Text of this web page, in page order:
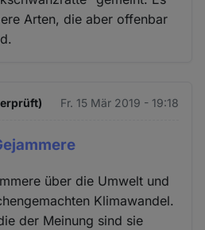
Arten, die aber offenbar
Fr. 15 Mär 2019 - 19:18
über die Umwelt und
Klimawandel.
der Meinung sind sie